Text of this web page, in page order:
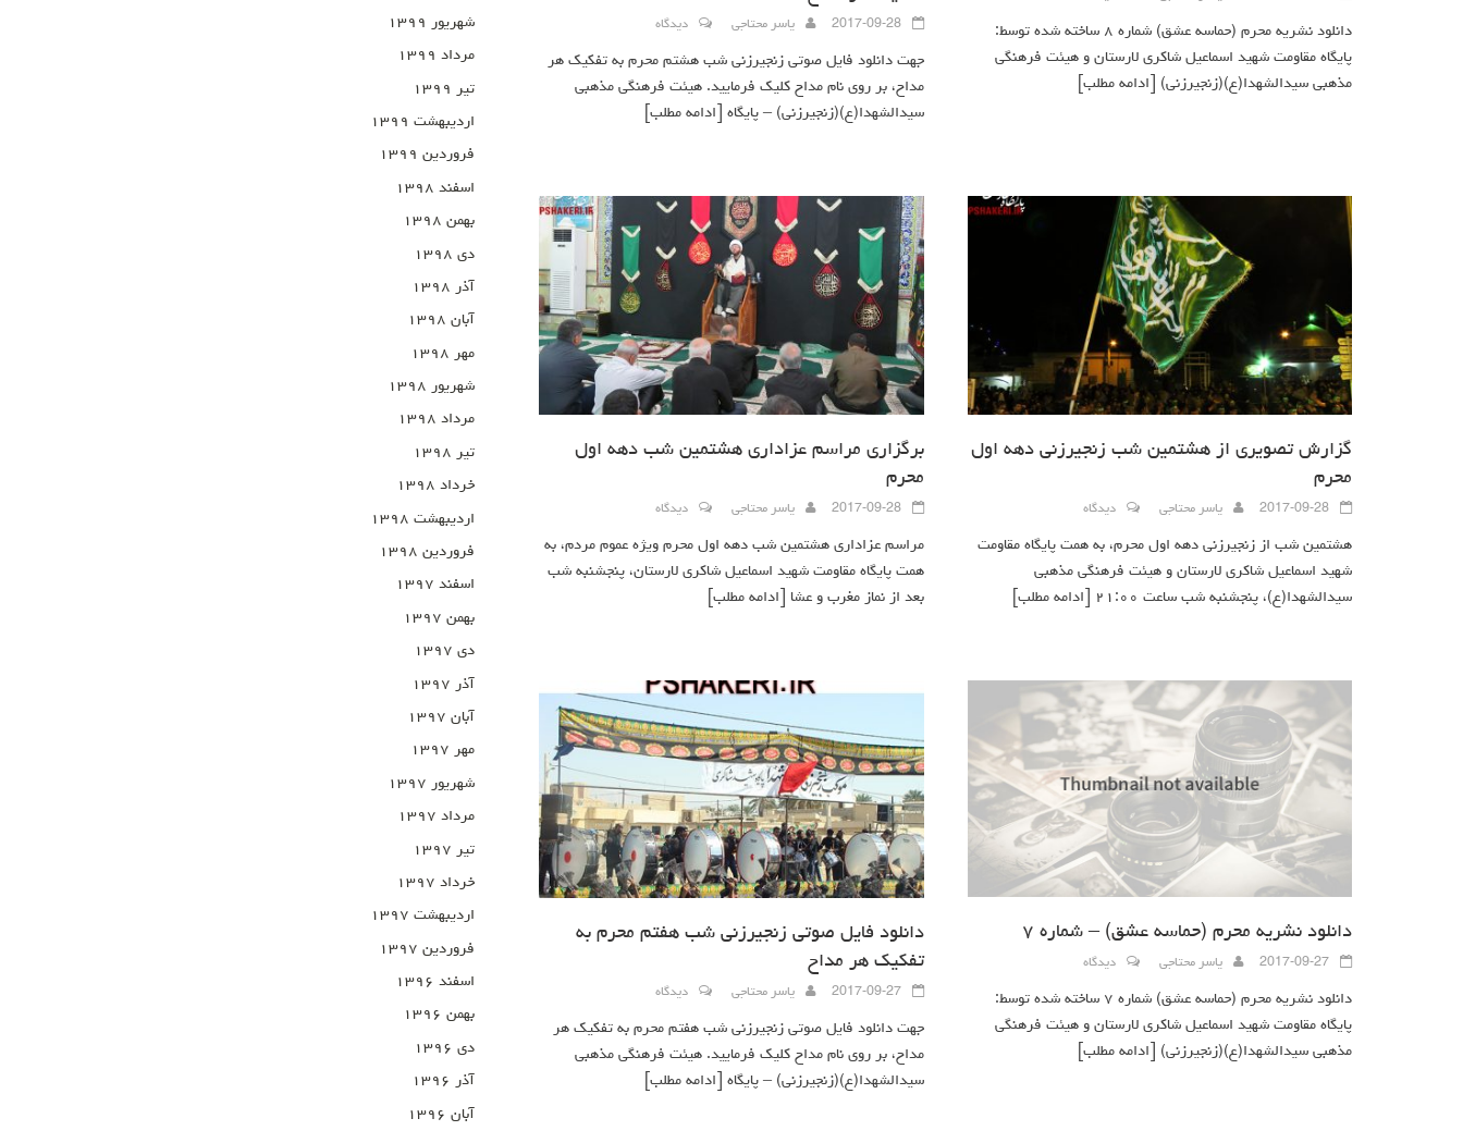
دانلود نشریه محرم (حماسه عشق) شماره ۸ ساخته شده توسط:
پایگاه مقاومت شهید اسماعیل شاکری لارستان و هیئت فرهنگی
مذهبی سیدالشهدا(ع)(زنجیرزنی)
[ادامه مطلب]
2017-09-28 یاسر محتاجی دیدگاه
جهت دانلود فایل صوتی زنجیرزنی شب هشتم محرم به تفکیک هر
مداح، بر روی نام مداح کلیک فرمایید. هیئت فرهنگی مذهبی
سیدالشهدا(ع)(زنجیرزنی) – پایگاه
[ادامه مطلب]
گزارش تصویری از هشتمین شب زنجیرزنی دهه اول
محرم
2017-09-28 یاسر محتاجی دیدگاه
هشتمین شب از زنجیرزنی دهه اول محرم، به همت پایگاه مقاومت
شهید اسماعیل شاکری لارستان و هیئت فرهنگی مذهبی
سیدالشهدا(ع)، پنجشنبه شب ساعت ۲۱:۰۰
[ادامه مطلب]
برگزاری مراسم عزاداری هشتمین شب دهه اول
محرم
2017-09-28 یاسر محتاجی دیدگاه
مراسم عزاداری هشتمین شب دهه اول محرم ویژه عموم مردم، به
همت پایگاه مقاومت شهید اسماعیل شاکری لارستان، پنجشنبه شب
بعد از نماز مغرب و عشا
[ادامه مطلب]
دانلود نشریه محرم (حماسه عشق) – شماره ۷
2017-09-27 یاسر محتاجی دیدگاه
دانلود نشریه محرم (حماسه عشق) شماره ۷ ساخته شده توسط:
پایگاه مقاومت شهید اسماعیل شاکری لارستان و هیئت فرهنگی
مذهبی سیدالشهدا(ع)(زنجیرزنی)
[ادامه مطلب]
دانلود فایل صوتی زنجیرزنی شب هفتم محرم به
تفکیک هر مداح
2017-09-27 یاسر محتاجی دیدگاه
جهت دانلود فایل صوتی زنجیرزنی شب هفتم محرم به تفکیک هر
مداح، بر روی نام مداح کلیک فرمایید. هیئت فرهنگی مذهبی
سیدالشهدا(ع)(زنجیرزنی) – پایگاه
[ادامه مطلب]
شهریور ۱۳۹۹
مرداد ۱۳۹۹
تیر ۱۳۹۹
اردیبهشت ۱۳۹۹
فروردین ۱۳۹۹
اسفند ۱۳۹۸
بهمن ۱۳۹۸
دی ۱۳۹۸
آذر ۱۳۹۸
آبان ۱۳۹۸
مهر ۱۳۹۸
شهریور ۱۳۹۸
مرداد ۱۳۹۸
تیر ۱۳۹۸
خرداد ۱۳۹۸
اردیبهشت ۱۳۹۸
فروردین ۱۳۹۸
اسفند ۱۳۹۷
بهمن ۱۳۹۷
دی ۱۳۹۷
آذر ۱۳۹۷
آبان ۱۳۹۷
مهر ۱۳۹۷
شهریور ۱۳۹۷
مرداد ۱۳۹۷
تیر ۱۳۹۷
خرداد ۱۳۹۷
اردیبهشت ۱۳۹۷
فروردین ۱۳۹۷
اسفند ۱۳۹۶
بهمن ۱۳۹۶
دی ۱۳۹۶
آذر ۱۳۹۶
آبان ۱۳۹۶